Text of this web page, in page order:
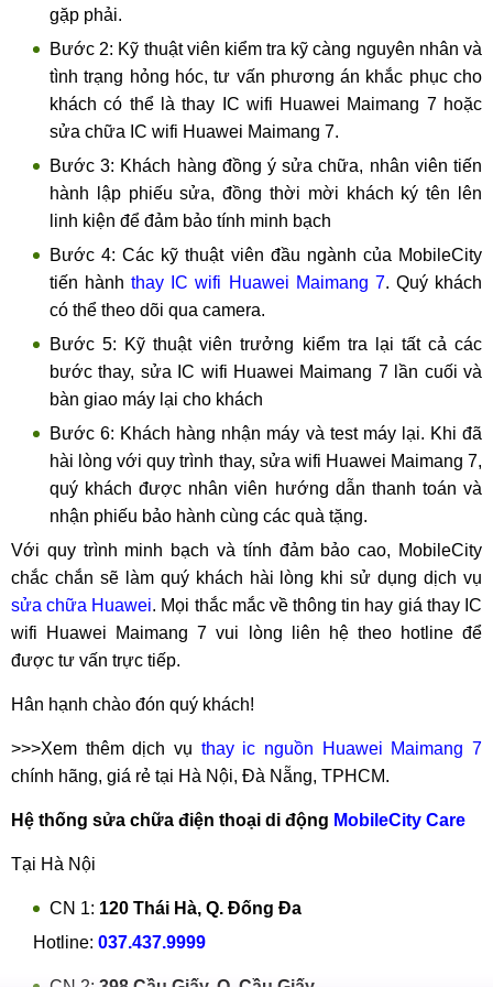
gặp phải.
Bước 2: Kỹ thuật viên kiểm tra kỹ càng nguyên nhân và
tình trạng hỏng hóc, tư vấn phương án khắc phục cho
khách có thể là thay IC wifi Huawei Maimang 7 hoặc
sửa chữa IC wifi Huawei Maimang 7.
Bước 3: Khách hàng đồng ý sửa chữa, nhân viên tiến
hành lập phiếu sửa, đồng thời mời khách ký tên lên
linh kiện để đảm bảo tính minh bạch
Bước 4: Các kỹ thuật viên đầu ngành của MobileCity
tiến hànhthay IC wifi Huawei Maimang 7. Quý khách
có thể theo dõi qua camera.
Bước 5: Kỹ thuật viên trưởng kiểm tra lại tất cả các
bước thay, sửa IC wifi Huawei Maimang 7 lần cuối và
bàn giao máy lại cho khách
Bước 6: Khách hàng nhận máy và test máy lại. Khi đã
hài lòng với quy trình thay, sửa wifi Huawei Maimang 7,
quý khách được nhân viên hướng dẫn thanh toán và
nhận phiếu bảo hành cùng các quà tặng.
Với quy trình minh bạch và tính đảm bảo cao, MobileCity
chắc chắn sẽ làm quý khách hài lòng khi sử dụng dịch vụ
sửa chữa Huawei. Mọi thắc mắc về thông tin hay giá thay IC
wifi Huawei Maimang 7 vui lòng liên hệ theo hotline để
được tư vấn trực tiếp.
Hân hạnh chào đón quý khách!
>>>Xem thêm dịch vụ thay ic nguồn Huawei Maimang 7
chính hãng, giá rẻ tại Hà Nội, Đà Nẵng, TPHCM.
Hệ thống sửa chữa điện thoại di động MobileCity Care
Tại Hà Nội
CN 1: 120 Thái Hà, Q. Đống Đa
Hotline: 037.437.9999